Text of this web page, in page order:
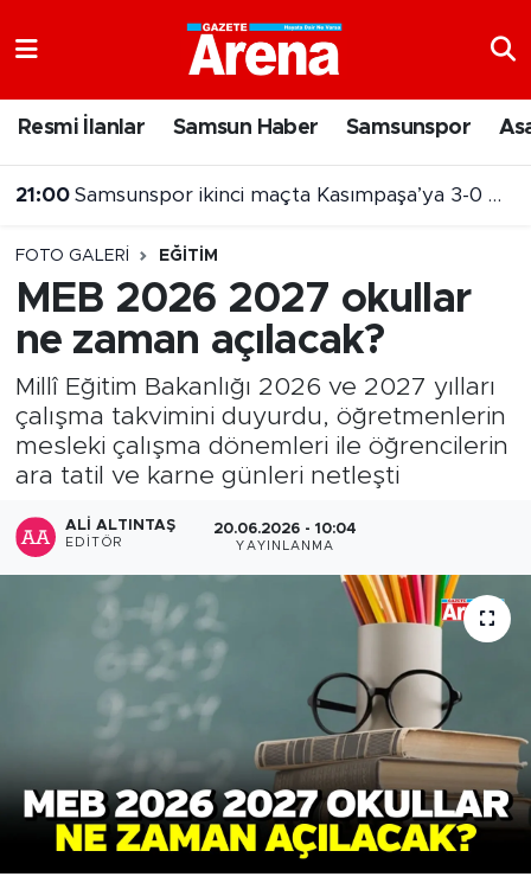
Resmi İlanlar Samsun Haber Samsunspor
21:00 Samsunspor ikinci maçta Kasımpaşa’ya 3-0 mağlup oldu
FOTO GALERI EĞITIM
MEB 2026 2027 okullar
ne zaman açılacak?
Millî Eğitim Bakanlığı 2026 ve 2027 yılları
çalışma takvimini duyurdu, öğretmenlerin
mesleki çalışma dönemleri ile öğrencilerin
ara tatil ve karne günleri netleşti
ALI ALTINTAŞ
EDITÖR
20.06.2026 - 10:04
YAYINLANMA
Samsun Namaz Vakitleri
Süper Lig Puan Durumu ve Fikstür
Tüm Manşetler
Son Dakika Haberleri
Haber Arşivi